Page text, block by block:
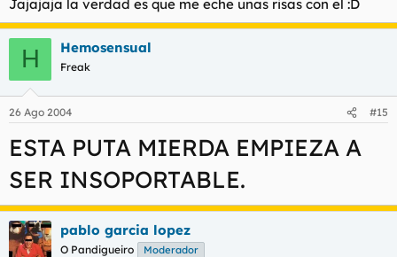
Así que me metí en el chat para intentar preguntarle al paisano
si era el mismo que le había robado las cuentas a trankachu y
argentinita.
No hubo manera , solo decía que se iba a suicidar, que había
quedado con kaixer en la vía del tren para pegarse con él pero
que en realidad lo que quería era que hubiese un testigo de su
suicidio
Jajajaja la verdad es que me eche unas risas con el :D
H Hemosensual
Freak
26 Ago 2004 #15
ESTA PUTA MIERDA EMPIEZA A
SER INSOPORTABLE.
pablo garcia lopez
O Pandigueiro Moderador